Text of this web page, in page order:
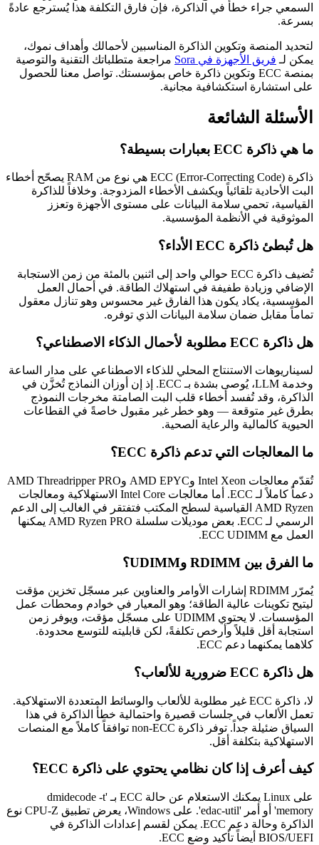
السمعي جراء خطأ في الذاكرة، فإن فارق التكلفة هذا يُسترجع عادةً
بسرعة.
لتحديد المنصة وتكوين الذاكرة المناسبين لأحمالك وأهداف نموك،
يمكن لـ فريق الأجهزة في Sora
مراجعة متطلباتك التقنية والتوصية
بمنصة ECC وتكوين ذاكرة خاص بمؤسستك. تواصل معنا للحصول
على استشارة استكشافية مجانية.
الأسئلة الشائعة
ما هي ذاكرة ECC بعبارات بسيطة؟
ذاكرة ECC (Error-Correcting Code) هي نوع من RAM يصحّح أخطاء
البت الأحادية تلقائياً ويكشف الأخطاء المزدوجة. وخلافاً للذاكرة
القياسية، تحمي سلامة البيانات على مستوى الأجهزة وتعزز
الموثوقية في الأنظمة المؤسسية.
هل تُبطئ ذاكرة ECC الأداء؟
تُضيف ذاكرة ECC حوالي واحد إلى اثنين بالمئة من زمن الاستجابة
الإضافي وزيادة طفيفة في استهلاك الطاقة. في أحمال العمل
المؤسسية، يكاد يكون هذا الفارق غير محسوس وهو تنازل معقول
تماماً مقابل ضمان سلامة البيانات الذي توفره.
هل ذاكرة ECC مطلوبة لأحمال الذكاء الاصطناعي؟
لسيناريوهات الاستنتاج المحلي للذكاء الاصطناعي على مدار الساعة
وخدمة LLM، يُوصى بشدة بـ ECC. إذ إن أوزان النماذج تُخزَّن في
الذاكرة، وقد تُفسد أخطاء قلب البت الصامتة مخرجات النموذج
بطرق غير متوقعة — وهو خطر غير مقبول خاصةً في القطاعات
الحيوية كالمالية والرعاية الصحية.
ما المعالجات التي تدعم ذاكرة ECC؟
تُقدّم معالجات Intel Xeon وAMD EPYC وAMD Threadripper PRO
دعماً كاملاً لـ ECC. أما معالجات Intel Core الاستهلاكية ومعالجات
AMD Ryzen القياسية لسطح المكتب فتفتقر في الغالب إلى الدعم
الرسمي لـ ECC. بعض موديلات سلسلة AMD Ryzen PRO يمكنها
العمل مع ECC UDIMM.
ما الفرق بين RDIMM وUDIMM؟
يُمرّر RDIMM إشارات الأوامر والعناوين عبر مسجّل تخزين مؤقت
ليتيح تكوينات عالية الطاقة؛ وهو المعيار في خوادم ومحطات عمل
المؤسسات. لا يحتوي UDIMM على مسجّل مؤقت، ويوفر زمن
استجابة أقل قليلاً وأرخص تكلفةً، لكن قابليته للتوسع محدودة.
كلاهما يمكنهما دعم ECC.
هل ذاكرة ECC ضرورية للألعاب؟
لا، ذاكرة ECC غير مطلوبة للألعاب والوسائط المتعددة الاستهلاكية.
تعمل الألعاب في جلسات قصيرة واحتمالية خطأ الذاكرة في هذا
السياق ضئيلة جداً. توفر ذاكرة non-ECC توافقاً كاملاً مع المنصات
الاستهلاكية بتكلفة أقل.
كيف أعرف إذا كان نظامي يحتوي على ذاكرة ECC؟
على Linux يمكنك الاستعلام عن حالة ECC بـ 'dmidecode -t
memory' أو أمر 'edac-util'. على Windows، يعرض تطبيق CPU-Z نوع
الذاكرة وحالة دعم ECC. يمكن لقسم إعدادات الذاكرة في
BIOS/UEFI أيضاً تأكيد وضع ECC.